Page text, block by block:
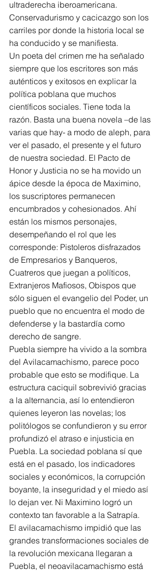
ultraderecha iberoamericana.
Conservadurismo y cacicazgo son los
carriles por donde la historia local se
ha conducido y se manifiesta.
Un poeta del crimen me ha señalado
siempre que los escritores son más
auténticos y exitosos en explicar la
política poblana que muchos
científicos sociales. Tiene toda la
razón. Basta una buena novela –de las
varias que hay- a modo de aleph, para
ver el pasado, el presente y el futuro
de nuestra sociedad. El Pacto de
Honor y Justicia no se ha movido un
ápice desde la época de Maximino,
los suscriptores permanecen
encumbrados y cohesionados. Ahí
están los mismos personajes,
desempeñando el rol que les
corresponde: Pistoleros disfrazados
de Empresarios y Banqueros,
Cuatreros que juegan a políticos,
Extranjeros Mafiosos, Obispos que
sólo siguen el evangelio del Poder, un
pueblo que no encuentra el modo de
defenderse y la bastardía como
derecho de sangre.
Puebla siempre ha vivido a la sombra
del Avilacamachismo, parece poco
probable que esto se modifique. La
estructura caciquil sobrevivió gracias
a la alternancia, así lo entendieron
quienes leyeron las novelas; los
politólogos se confundieron y su error
profundizó el atraso e injusticia en
Puebla. La sociedad poblana sí que
está en el pasado, los indicadores
sociales y económicos, la corrupción
boyante, la inseguridad y el miedo así
lo dejan ver. Ni Maximino logró un
contexto tan favorable a la Satrapía.
El avilacamachismo impidió que las
grandes transformaciones sociales de
la revolución mexicana llegaran a
Puebla, el neoavilacamachismo está